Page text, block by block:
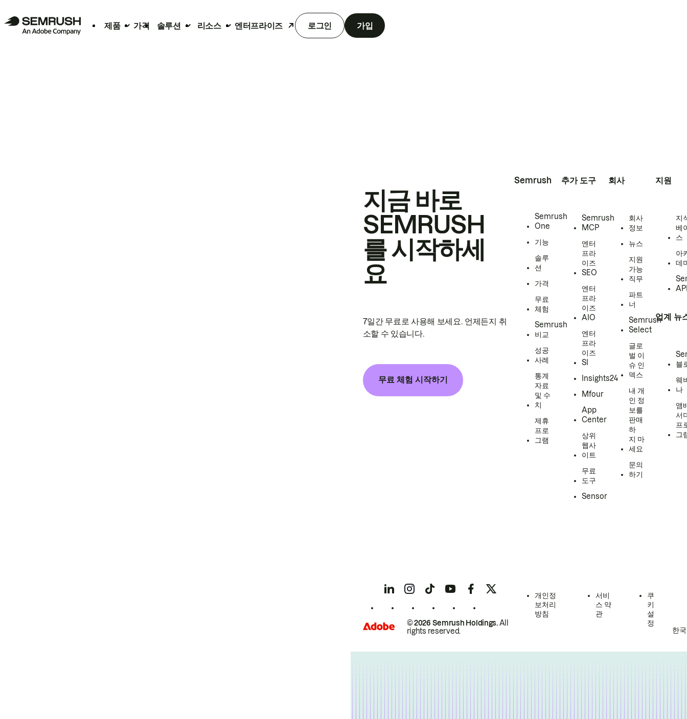
제품 가격 솔루션 리소스 엔터프라이즈 로그인 가입
지금 바로
SEMRUSH
를 시작하세
요
7일간 무료로 사용해 보세요. 언제든지 취
소할 수 있습니다.
무료 체험 시작하기
Semrush
Semrush
One
기능
솔루
션
가격
무료
체험
Semrush
비교
성공
사례
통계
자료
및 수
치
제휴
프로
그램
추가 도구
Semrush
MCP
엔터
프라
이즈
SEO
엔터
프라
이즈
AIO
엔터
프라
이즈
SI
Insights24
Mfour
App
Center
상위
웹사
이트
무료
도구
Sensor
회사
회사
정보
뉴스
지원
가능
직무
파트
너
Semrush
Select
글로
벌 이
슈 인
덱스
내 개
인 정
보를
판매
하
지 마
세요
문의
하기
지원
지
베
스
아
데
업계 뉴
블
웨
나
앰
서
프
그
© 2026 Semrush Holdings.All
rights reserved.
개인정
보처리
방침
서비
스 약
관
쿠
키
설
정
한